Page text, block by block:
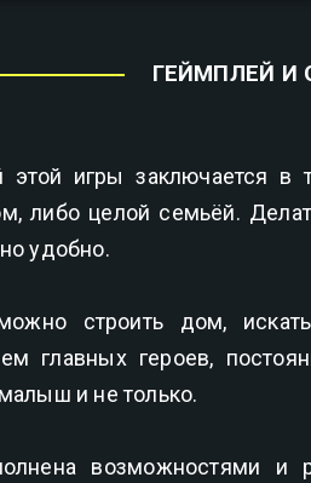
ГЕЙМПЛЕЙ И
этой игры заключается
либо целой семьёй.
удобно.
строить дом,
главных героев,
и не только.
возможностями и